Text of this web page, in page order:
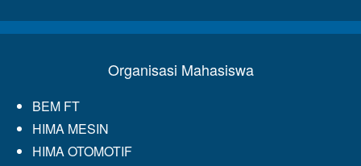
Organisasi Mahasiswa
BEM FT
HIMA MESIN
HIMA OTOMOTIF